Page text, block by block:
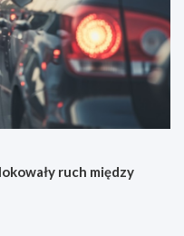
ruch między